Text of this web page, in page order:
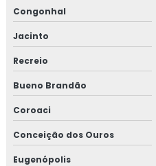
Congonhal
Jacinto
Recreio
Bueno Brandão
Coroaci
Conceição dos Ouros
Eugenópolis